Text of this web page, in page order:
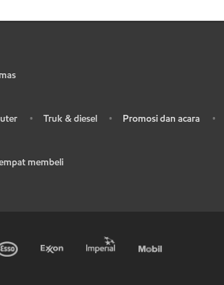
• Truk & diesel • Promosi dan acara •
membeli